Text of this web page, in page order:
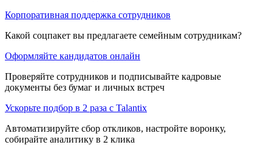
Корпоративная поддержка сотрудников
Какой соцпакет вы предлагаете семейным сотрудникам?
Оформляйте кандидатов онлайн
Проверяйте сотрудников и подписывайте кадровые
документы без бумаг и личных встреч
Ускорьте подбор в 2 раза с Talantix
Автоматизируйте сбор откликов, настройте воронку,
собирайте аналитику в 2 клика